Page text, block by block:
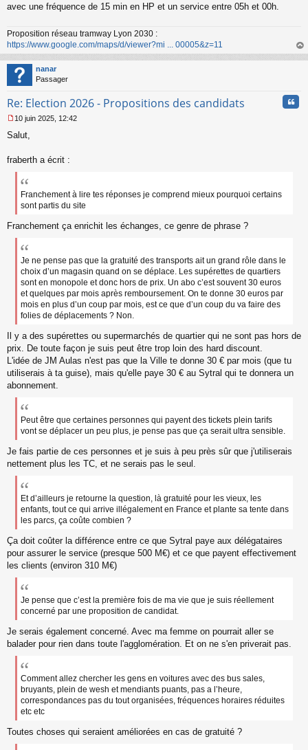
avec une fréquence de 15 min en HP et un service entre 05h et 00h.
Proposition réseau tramway Lyon 2030 :
https://www.google.com/maps/d/viewer?mi ... 00005&z=11
au
nanar
Passager
Re: Election 2026 - Propositions des candidats
e
s
l
u
10 juin 2025, 12:42
Salut,
fraberth a écrit :
Franchement à lire tes réponses je comprend mieux pourquoi certains
sont partis du site
Franchement ça enrichit les échanges, ce genre de phrase ?
Je ne pense pas que la gratuité des transports ait un grand rôle dans le
choix d’un magasin quand on se déplace. Les supérettes de quartiers
sont en monopole et donc hors de prix. Un abo c’est souvent 30 euros
et quelques par mois après remboursement. On te donne 30 euros par
mois en plus d’un coup par mois, est ce que d’un coup du va faire des
folies de déplacements ? Non.
Il y a des supérettes ou supermarchés de quartier qui ne sont pas hors de
prix. De toute façon je suis peut être trop loin des hard discount.
L'idée de JM Aulas n'est pas que la Ville te donne 30 € par mois (que tu
utiliserais à ta guise), mais qu'elle paye 30 € au Sytral qui te donnera un
abonnement.
Peut être que certaines personnes qui payent des tickets plein tarifs
vont se déplacer un peu plus, je pense pas que ça serait ultra sensible.
Je fais partie de ces personnes et je suis à peu près sûr que j'utiliserais
nettement plus les TC, et ne serais pas le seul.
Et d’ailleurs je retourne la question, là gratuité pour les vieux, les
enfants, tout ce qui arrive illégalement en France et plante sa tente dans
les parcs, ça coûte combien ?
Ça doit coûter la différence entre ce que Sytral paye aux délégataires
pour assurer le service (presque 500 M€) et ce que payent effectivement
les clients (environ 310 M€)
Je pense que c’est la première fois de ma vie que je suis réellement
concerné par une proposition de candidat.
Je serais également concerné. Avec ma femme on pourrait aller se
balader pour rien dans toute l'agglomération. Et on ne s'en priverait pas.
Comment allez chercher les gens en voitures avec des bus sales,
bruyants, plein de wesh et mendiants puants, pas a l’heure,
correspondances pas du tout organisées, fréquences horaires réduites
etc etc
Toutes choses qui seraient améliorées en cas de gratuité ?